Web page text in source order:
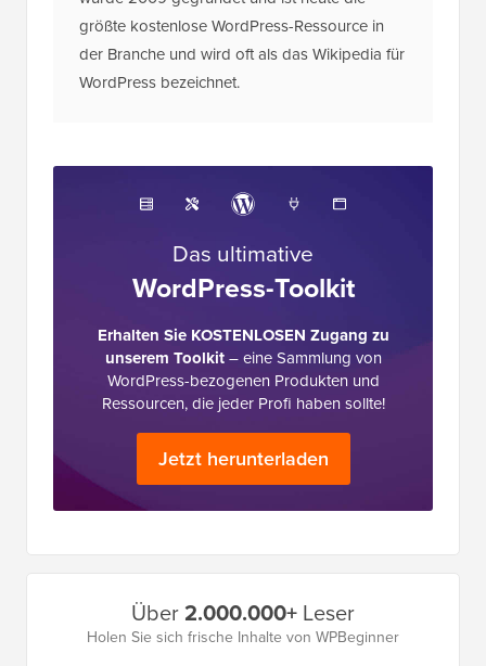
der Branche und wird oft als das Wikipedia für
WordPress bezeichnet.
Das ultimative
WordPress-Toolkit
Erhalten Sie KOSTENLOSEN Zugang zu
WordPress-bezogenen Produkten und
Ressourcen, die jeder Profi haben sollte!
Jetzt herunterladen
Primäres
Seitenleistenmenü
Über2.000.000+Leser